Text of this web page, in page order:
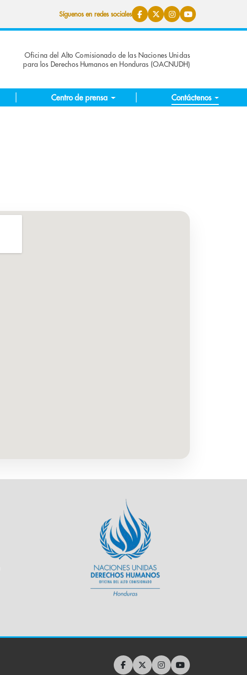
Síguenos en redes sociales
Oficina del Alto Comisionado de las Naciones Unidas
para los Derechos Humanos en Honduras (OACNUDH)
Centro de prensa Contáctenos